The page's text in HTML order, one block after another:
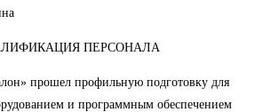
ПЕРСОНАЛА
прошел профильную подготовку для
и программным обеспечением